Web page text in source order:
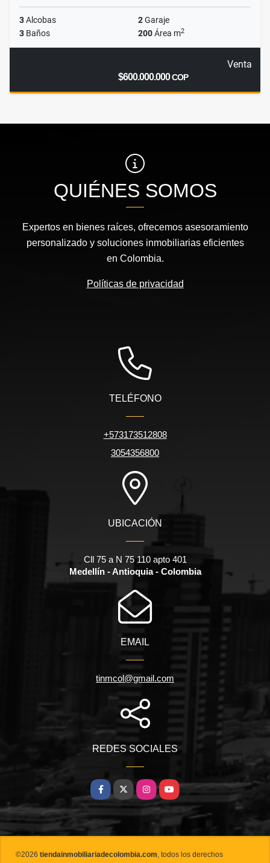
3Alcobas 2Garaje
3 Baños 200Área m2
Venta
$600.000.000COP
QUIÉNES SOMOS
Expertos en bienes raíces, ofrecemos asesoramiento
personalizado y soluciones inmobiliarias eficientes
en Colombia.
Políticas de privacidad
TELÉFONO
+573173512808
3054356800
UBICACIÓN
Cll 75 a N 75 110 apto 401
Medellín - Antioquia - Colombia
EMAIL
tinmcol@gmail.com
REDES SOCIALES
Facebook
X InstagramYouTube
©2026 tiendainmobiliariadecolombia.com, todos los derechos